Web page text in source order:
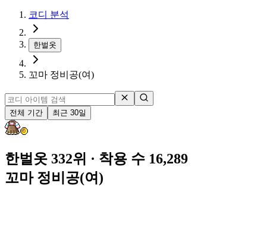
코디 분석
한벌옷
꼬마 정비공(여)
전체 기간 최근 30일
한벌옷 332위 · 착용 수 16,289
꼬마 정비공(여)